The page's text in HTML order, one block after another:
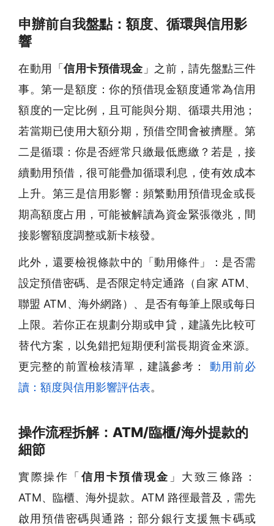
申辦前自我盤點：額度、循環與信用影
響
在動用「 信用卡預借現金」之前，請先盤點三件
事。第一是額度：你的預借現金額度通常為信用
額度的一定比例，且可能與分期、循環共用池；
若當期已使用大額分期，預借空間會被擠壓。第
二是循環：你是否經常只繳最低應繳？若是，接
續動用預借，很可能疊加循環利息，使有效成本
上升。第三是信用影響：頻繁動用預借現金或長
期高額度占用，可能被解讀為資金緊張徵兆，間
接影響額度調整或新卡核發。
此外，還要檢視條款中的「動用條件」：是否需
設定預借密碼、是否限定特定通路（自家 ATM、
聯盟 ATM、海外網路）、是否有每筆上限或每日
上限。若你正在規劃分期或申貸，建議先比較可
替代方案，以免錯把短期便利當長期資金來源。
更完整的前置檢核清單，建議參考：
動用前必
讀：額度與信用影響評估表。
操作流程拆解：ATM/臨櫃/海外提款的
細節
實際操作「 信用卡預借現金 」大致三條路：
ATM、臨櫃、海外提款。ATM 路徑最普及，需先
啟用預借密碼與通路；部分銀行支援無卡碼或